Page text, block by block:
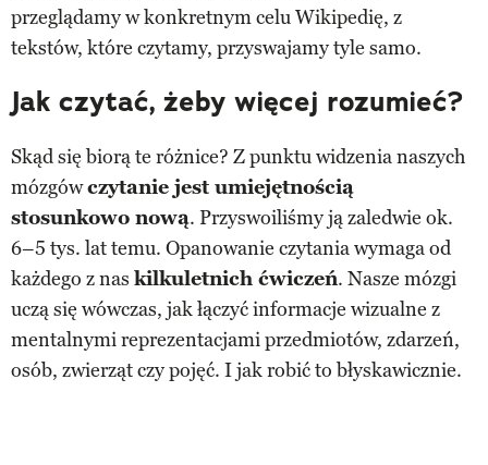
przeglądamy w konkretnym celu Wikipedię, z
tekstów, które czytamy, przyswajamy tyle samo.
Jak czytać, żeby więcej rozumieć?
Skąd się biorą te różnice? Z punktu widzenia naszych
mózgówczytanie jest umiejętnością
stosunkowo nową. Przyswoiliśmy ją zaledwie ok.
6–5 tys. lat temu. Opanowanie czytania wymaga od
każdego z nas kilkuletnich ćwiczeń. Nasze mózgi
uczą się wówczas, jak łączyć informacje wizualne z
mentalnymi reprezentacjami przedmiotów, zdarzeń,
osób, zwierząt czy pojęć. I jak robić to błyskawicznie.